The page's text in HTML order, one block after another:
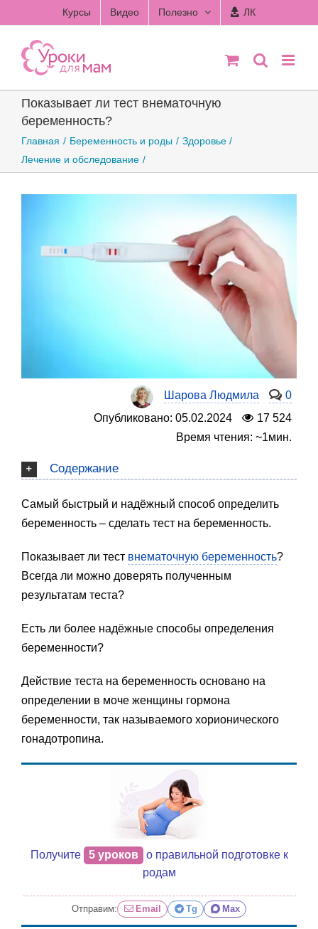
to
content
Курсы Видео Полезно ЛК
Показывает ли тест внематочную
беременность?
Главная Беременность и роды
Здоровье
Лечение и обследование
Шарова Людмила
0
Опубликовано: 05.02.2024
17 524
Время чтения: ~1мин.
Содержание
Самый быстрый и надёжный способ определить
беременность – сделать тест на беременность.
Показывает ли тест внематочную беременность?
Всегда ли можно доверять полученным
результатам теста?
Есть ли более надёжные способы определения
беременности?
Действие теста на беременность основано на
определении в моче женщины гормона
беременности, так называемого хорионического
гонадотропина.
Получите 5 уроков
о правильной подготовке к
родам
Отправим: Email Tg Max